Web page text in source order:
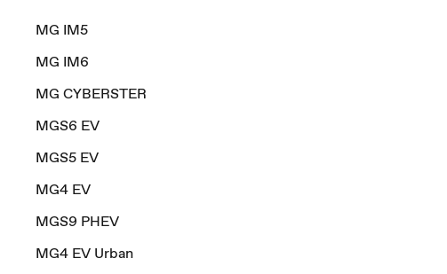
MG IM5
MG IM6
MG CYBERSTER
MGS6 EV
MGS5 EV
MG4 EV
MGS9 PHEV
MG4 EV Urban